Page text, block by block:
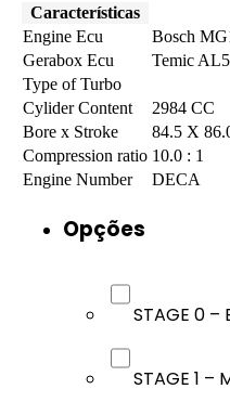
Características
Engine Ecu
Bosch
Gerabox Ecu
Temic
Type of Turbo
Cylider Content
2984 CC
Bore x Stroke
84.5 X
Compression ratio 10.0 : 1
Engine Number
DECA
Opções
STAGE 0 –
STAGE 1 –